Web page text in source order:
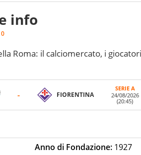
info
Roma: il calciomercato, i
0
- FIORENTINA
SERIE A
24/08/2026
(20:45)
Anno di Fondazione: 1927